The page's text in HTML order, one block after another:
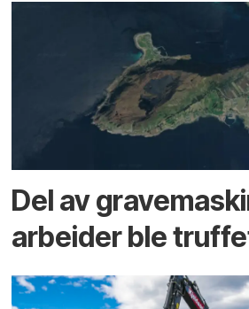
Del av
arbeider ble